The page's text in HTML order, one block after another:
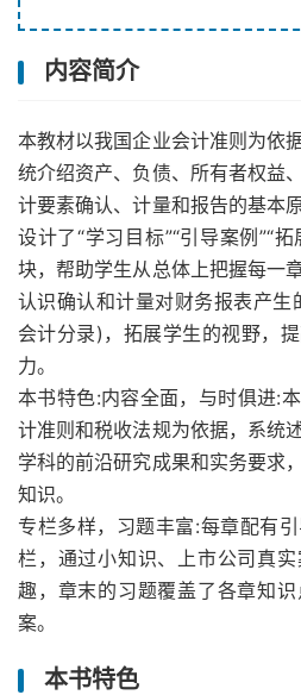
内容简介
本教材以我国企业会计准则为依
统介绍资产、负债、所有者权益
计要素确认、计量和报告的基本
设计了“学习目标”“引导案例”“
块，帮助学生从总体上把握每一
认识确认和计量对财务报表产
会计分录)，拓展学生的视野，
力。
本书特色:内容全面，与时俱进:
计准则和税收法规为依据，系统
学科的前沿研究成果和实务要求
知识。
专栏多样，习题丰富:每章配有
栏，通过小知识、上市公司真
趣，章末的习题覆盖了各章知
案。
本书特色